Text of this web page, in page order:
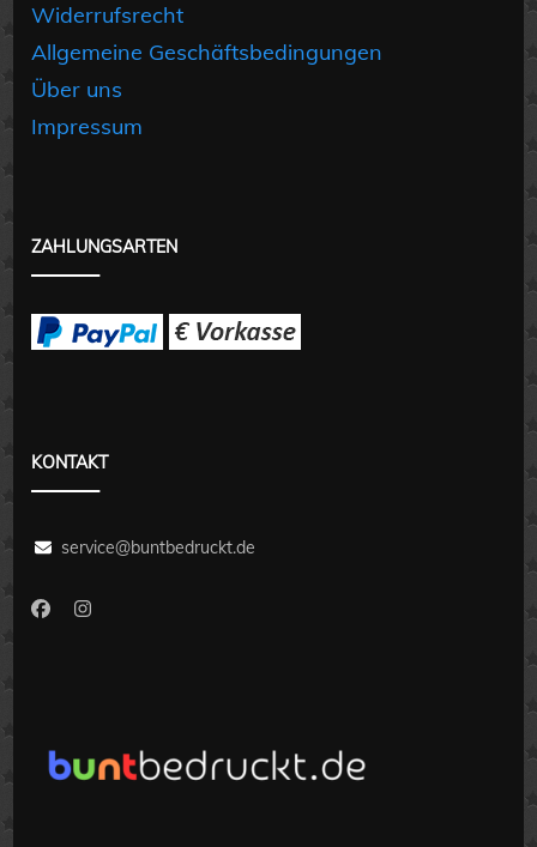
Widerrufsrecht
Allgemeine Geschäftsbedingungen
Über uns
Impressum
ZAHLUNGSARTEN
KONTAKT
service@buntbedruckt.de